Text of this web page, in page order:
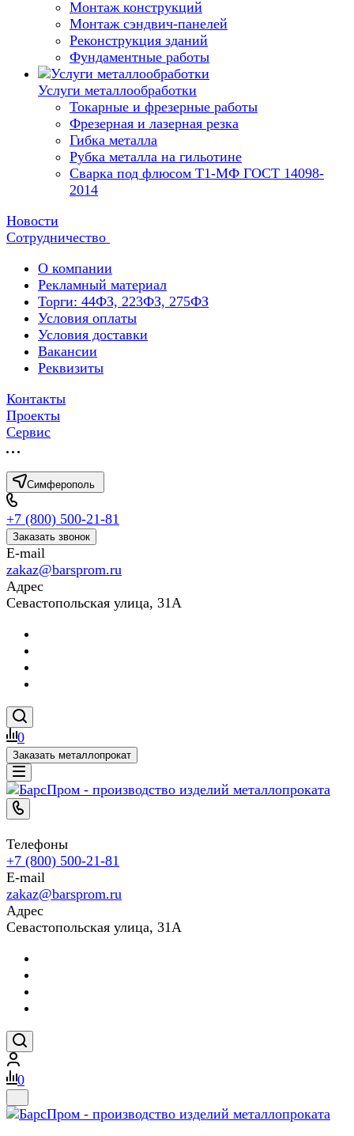
Монтаж конструкций
Монтаж сэндвич-панелей
Реконструкция зданий
Фундаментные работы
Услуги металлообработки
Токарные и фрезерные работы
Фрезерная и лазерная резка
Гибка металла
Рубка металла на гильотине
Сварка под флюсом Т1-МФ ГОСТ 14098-
2014
Новости
Сотрудничество
О компании
Рекламный материал
Торги: 44ФЗ, 223ФЗ, 275ФЗ
Условия оплаты
Условия доставки
Вакансии
Реквизиты
Контакты
Проекты
Сервис
Симферополь
+7 (800) 500-21-81
Заказать звонок
E-mail
zakaz@barsprom.ru
Адрес
Севастопольская улица, 31А
0
Заказать металлопрокат
Телефоны
+7 (800) 500-21-81
E-mail
zakaz@barsprom.ru
Адрес
Севастопольская улица, 31А
0